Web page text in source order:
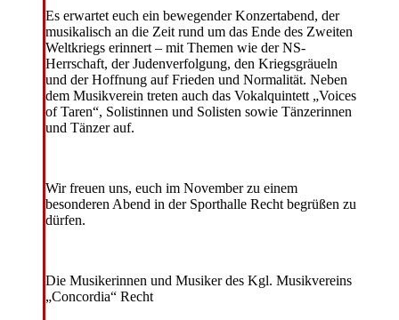
Es erwartet euch ein bewegender Konzertabend, der
musikalisch an die Zeit rund um das Ende des Zweiten
Weltkriegs erinnert – mit Themen wie der NS-
Herrschaft, der Judenverfolgung, den Kriegsgräueln
und der Hoffnung auf Frieden und Normalität. Neben
dem Musikverein treten auch das Vokalquintett „Voices
of Taren“, Solistinnen und Solisten sowie Tänzerinnen
und Tänzer auf.
Wir freuen uns, euch im November zu einem
besonderen Abend in der Sporthalle Recht begrüßen zu
dürfen.
Die Musikerinnen und Musiker des Kgl. Musikvereins
„Concordia“ Recht